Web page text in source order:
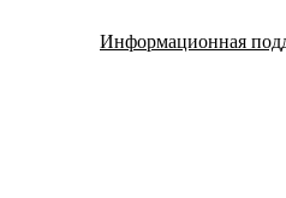
Информационная